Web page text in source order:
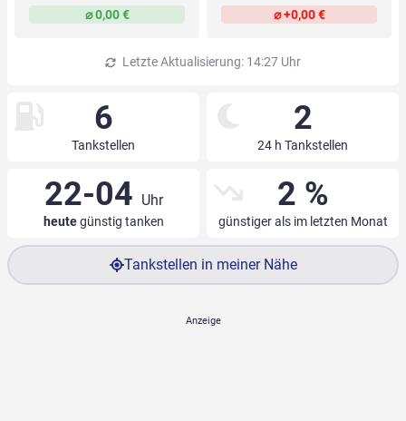
⌀ 0,00 € ⌀ +0,00 €
Letzte Aktualisierung: 14:27 Uhr
6
Tankstellen
2
24 h Tankstellen
22-04 Uhr
heutegünstig tanken
2 %
günstiger als im letzten Monat
Tankstellen in meiner Nähe